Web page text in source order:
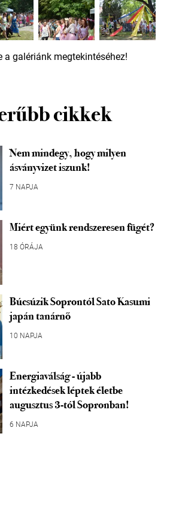
a galériánk megtekintéséhez!
cikkek
Nem mindegy, hogy milyen
ásványvizet iszunk!
7 NAPJA
Miért együnk rendszeresen fügét?
18 ÓRÁJA
Búcsúzik Soprontól Sato Kasumi
japán tanárnő
10 NAPJA
Energiaválság - újabb
intézkedések léptek életbe
augusztus 3-tól Sopronban!
6 NAPJA